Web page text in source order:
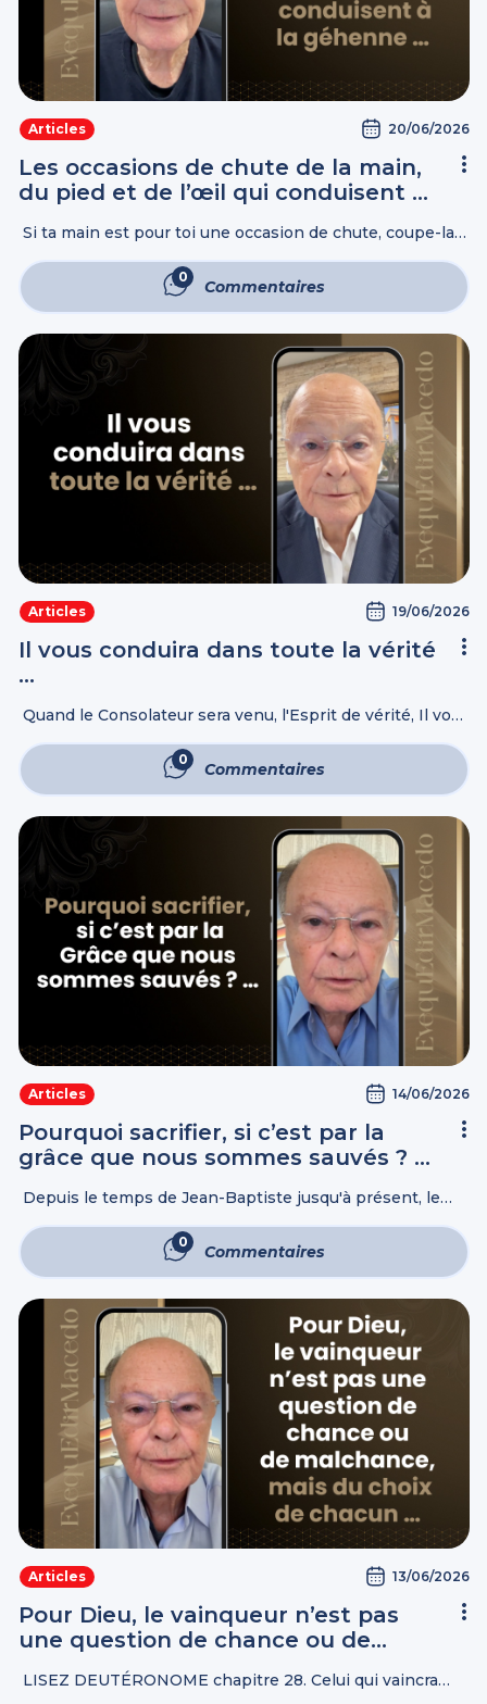
Articles 20/06/2026
Les occasions de chute de la main,
du pied et de l’œil qui conduisent à
Si ta main est pour toi une occasion de chute, coupe-la ;
d'avoir les deux mains et d'aller dans ...
0
Commentaires
Commentaires
Articles 19/06/2026
Il vous conduira dans toute la vérité
…
Quand le Consolateur sera venu, l'Esprit de vérité, Il vous
même, mais Il dira tout ce qu’Il ...
0
Commentaires
Commentaires
Articles 14/06/2026
Pourquoi sacrifier, si c’est par la
grâce que nous sommes sauvés ? …
Depuis le temps de Jean-Baptiste jusqu'à présent, le
s'en emparent. Matthieu 11:12 Samuel dit : L'Éternel
trouve-t-Il du ...
0
Commentaires
Commentaires
Articles 13/06/2026
Pour Dieu, le vainqueur n’est pas
une question de chance ou de
malchance, mais du choix de
chacun …
LISEZ DEUTÉRONOME chapitre 28. Celui qui vaincra